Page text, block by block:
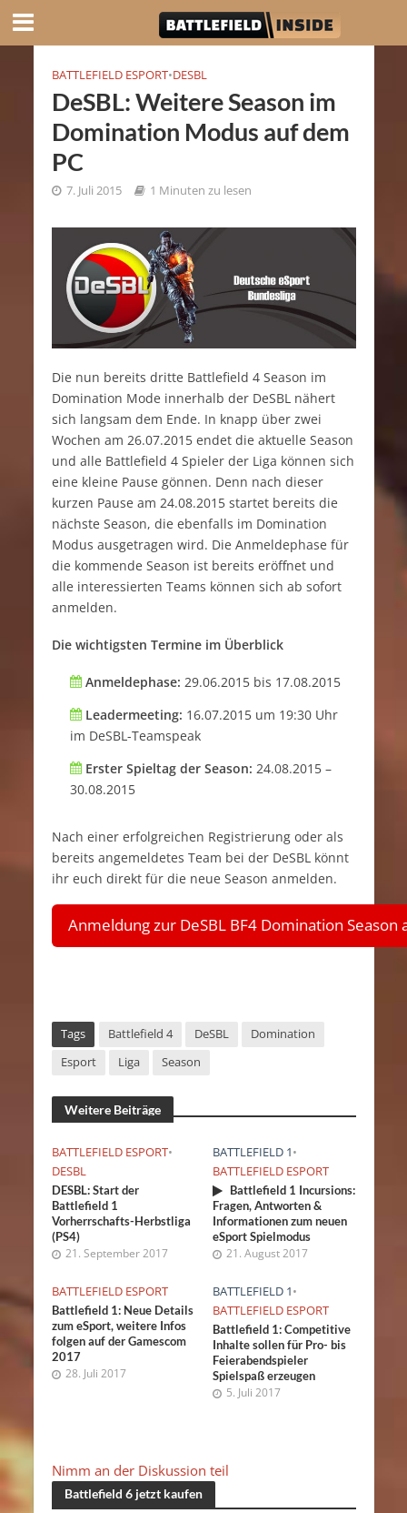
BATTLEFIELD ESPORT•DESBL
DeSBL: Weitere Season im
Domination Modus auf dem
PC
7. Juli 2015 1 Minuten zu lesen
Die nun bereits dritte Battlefield 4 Season im
Domination Mode innerhalb der DeSBL nähert
sich langsam dem Ende. In knapp über zwei
Wochen am 26.07.2015 endet die aktuelle Season
und alle Battlefield 4 Spieler der Liga können sich
eine kleine Pause gönnen. Denn nach dieser
kurzen Pause am 24.08.2015 startet bereits die
nächste Season, die ebenfalls im Domination
Modus ausgetragen wird. Die Anmeldephase für
die kommende Season ist bereits eröffnet und
alle interessierten Teams können sich ab sofort
anmelden.
Die wichtigsten Termine im Überblick
Anmeldephase: 29.06.2015 bis 17.08.2015
Leadermeeting: 16.07.2015 um 19:30 Uhr
im DeSBL-Teamspeak
Erster Spieltag der Season: 24.08.2015 –
30.08.2015
Nach einer erfolgreichen Registrierung oder als
bereits angemeldetes Team bei der DeSBL könnt
ihr euch direkt für die neue Season anmelden.
Anmeldung zur DeSBL BF4 Domination Season
Tags Battlefield 4 DeSBL
Domination
Esport
Liga Season
Weitere Beiträge
BATTLEFIELD ESPORT•
DESBL
DESBL: Start der
Battlefield 1
Vorherrschafts-Herbstliga
(PS4)
21. September 2017
BATTLEFIELD 1•
BATTLEFIELD ESPORT
Battlefield 1 Incursions:
Fragen, Antworten &
Informationen zum neuen
eSport Spielmodus
21. August 2017
BATTLEFIELD ESPORT
Battlefield 1: Neue Details
zum eSport, weitere Infos
folgen auf der Gamescom
2017
28. Juli 2017
BATTLEFIELD 1•
BATTLEFIELD ESPORT
Battlefield 1: Competitive
Inhalte sollen für Pro- bis
Feierabendspieler
Spielspaß erzeugen
5. Juli 2017
Nimm an der Diskussion teil
Battlefield 6 jetzt kaufen